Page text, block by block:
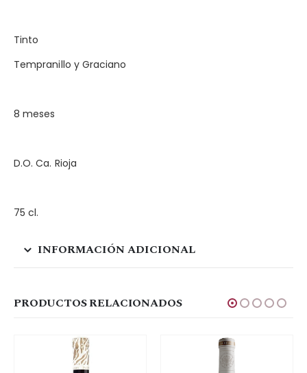
Tinto
Tempranillo y Graciano
8 meses
D.O. Ca. Rioja
75 cl.
INFORMACIÓN ADICIONAL
PRODUCTOS RELACIONADOS